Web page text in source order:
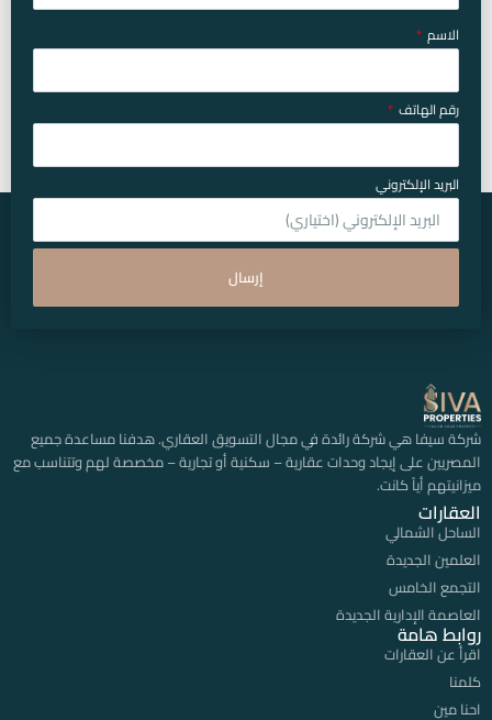
الاسم
رقم الهاتف
البريد الإلكتروني
إرسال
شركة سيفا هي شركة رائدة في مجال التسويق العقاري. هدفنا مساعدة جميع
المصريين على إيجاد وحدات عقارية – سكنية أو تجارية – مخصصة لهم وتتناسب مع
ميزانيتهم أياً كانت.
العقارات
الساحل الشمالي
العلمين الجديدة
التجمع الخامس
العاصمة الإدارية الجديدة
روابط هامة
اقرأ عن العقارات
كلمنا
احنا مين